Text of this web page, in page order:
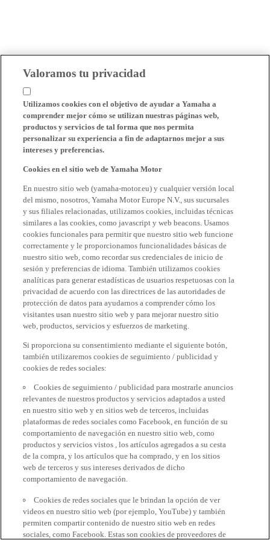
Valoramos tu privacidad
Utilizamos cookies con el objetivo de ayudar a Yamaha a
comprender mejor cómo se utilizan nuestras páginas web,
productos y servicios de tal forma que nos permita
personalizar su experiencia a fin de adaptarnos mejor a sus
intereses y preferencias.
Cookies en el sitio web de Yamaha Motor
En nuestro sitio web (yamaha-motor.eu) y cualquier versión local
del mismo, nosotros, Yamaha Motor Europe N.V., sus sucursales
y sus filiales relacionadas, utilizamos cookies, incluidas técnicas
similares a las cookies, como javascript y web beacons. Usamos
cookies funcionales para permitir que nuestro sitio web funcione
correctamente y le proporcionamos funcionalidades básicas de
nuestro sitio web, como recordar sus credenciales de inicio de
sesión y preferencias de idioma. También utilizamos cookies
analíticas para generar estadísticas de usuarios respetuosas con la
privacidad de acuerdo con las directrices de las autoridades de
protección de datos para ayudarnos a comprender cómo los
visitantes usan nuestro sitio web y para mejorar nuestro sitio
web, productos, servicios y esfuerzos de marketing.
Si proporciona su consentimiento mediante el siguiente botón,
también utilizaremos cookies de seguimiento / publicidad y
cookies de redes sociales:
Cookies de seguimiento / publicidad para mostrarle anuncios
relevantes de nuestros productos y servicios adaptados a usted
en nuestro sitio web y en sitios web de terceros, incluidas
plataformas de redes sociales como Facebook, en función de su
comportamiento de navegación en nuestro sitio web, como
productos y servicios vistos , los artículos agregados a su cesta
de la compra, y los artículos que ha comprado, y en los sitios
web de terceros y sus intereses derivados de dicho
comportamiento de navegación.
Cookies de redes sociales que le brindan la opción de ver
videos en nuestro sitio web (por ejemplo, YouTube) y también
permiten compartir contenido de nuestro sitio web en redes
sociales, como Facebook. Estas son cookies de proveedores de